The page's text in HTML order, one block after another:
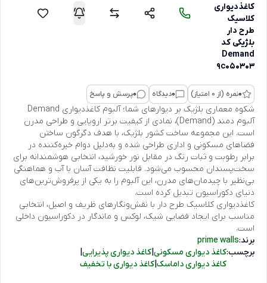
کاغذدیواری
کلاسیک
طرح دار
بلژیکی کد
Demand
9c050303
0نمره (از 0 امتیاز) 0دیدگاه 0پرسش و پاسخ
شکوه معماری بلژیک بر دیوارهای شما؛ آلبوم کاغذدیواری Demand
آلبوم دمند (Demand)، نمادی از کیفیت برتر اروپایی و طراحی مدرن
است. این مجموعه ساخت کشور بلژیک، با هدف دگرگون ساختن
فضاهای مسکونی و اداری طراحی شده و به‌دلیل دوام خیره‌کننده در
برابر رطوبت و ثبات رنگ در مقابل نور خورشید، انتخابی هوشمندانه برای
سخت‌پسندان محسوب می‌شود. قابلیت نظافت آسان با آب و هماهنگی
بی‌نظیر با چیدمان‌های مدرن، این آلبوم را به یکی از پرفروش‌ترین‌های
دنیای دکوراسیون تبدیل کرده است.
کاغذدیواری کلاسیک طرح دار با نقش‌ونگارهای ظریف و اصیل، انتخابی
مناسب برای ایجاد فضایی شیک، لوکس و ماندگار در دکوراسیون داخلی
است.
برند:prime walls
برچسب:کاغذ دیواری مسکونی کاغذ دیواری پذیرایی
کاغذ دیواری داماسک کاغذ دیواری با تخفیف